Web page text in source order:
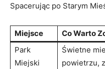
Spacerując po Starym
Miejsce
Co Warto
Park
Miejski
Świetne⁣
powietrzu,